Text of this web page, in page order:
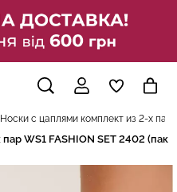
Носки с цаплями комплект из 2-х пар
WS1 FASHION SET 2402 (пак